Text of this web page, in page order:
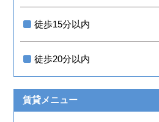
徒歩15分以内
徒歩20分以内
賃貸メニュー